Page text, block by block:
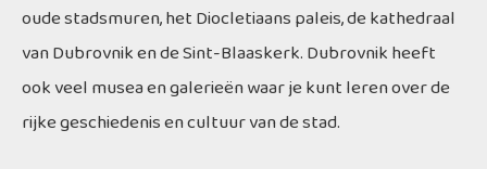
oude stadsmuren, het Diocletiaans paleis, de kathedraal
van Dubrovnik en de Sint-Blaaskerk. Dubrovnik heeft
ook veel musea en galerieën waar je kunt leren over de
rijke geschiedenis en cultuur van de stad.